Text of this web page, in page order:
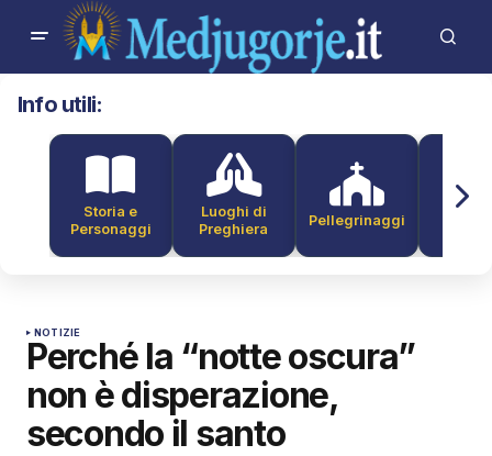
Info utili:
Storia e
Personaggi
Luoghi di
Preghiera
Pellegrinaggi
NOTIZIE
Perché la “notte oscura”
non è disperazione,
secondo il santo